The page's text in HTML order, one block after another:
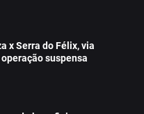
x Serra do Félix, via
suspensa